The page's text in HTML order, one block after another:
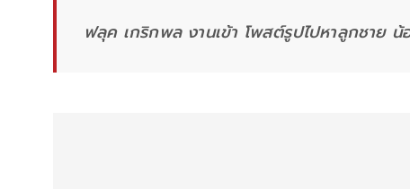
ฟลุค เกริกพล งานเข้า โพสต์รูปไปหาลูกชาย